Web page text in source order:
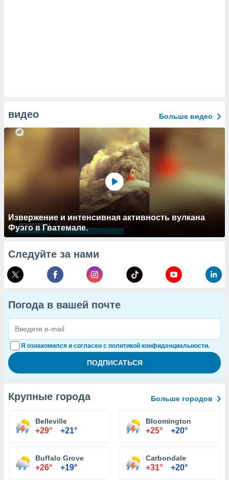
видео Больше видео
Извержение и интенсивная активность вулкана
Фуэго в Гватемале.
Следуйте за нами
Погода в вашей почте
Я ознакомился и согласен с политикой конфиденциальности.
Крупные города Больше городов
Belleville
+29° +21°
Bloomington
+25° +20°
Buffalo Grove
+26° +19°
Carbondale
+31° +20°